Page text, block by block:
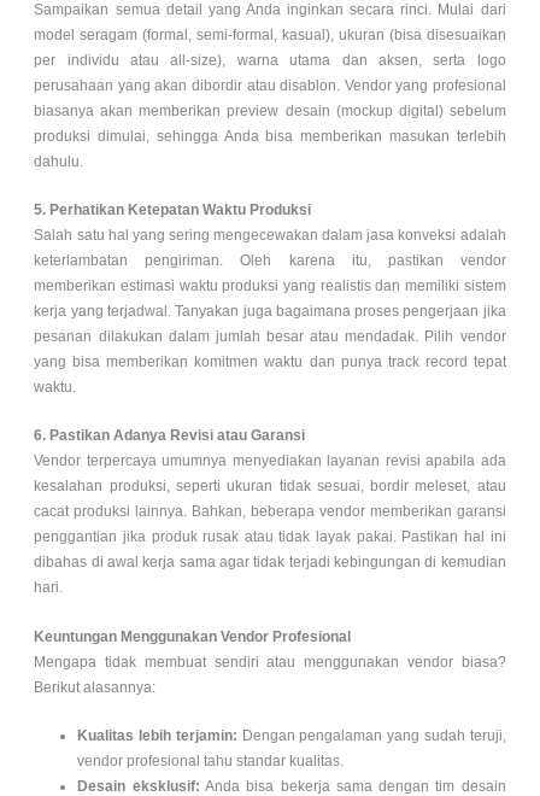
Sampaikan semua detail yang Anda inginkan secara rinci. Mulai dari
model seragam (formal, semi-formal, kasual), ukuran (bisa disesuaikan
per individu atau all-size), warna utama dan aksen, serta logo
perusahaan yang akan dibordir atau disablon. Vendor yang profesional
biasanya akan memberikan preview desain (mockup digital) sebelum
produksi dimulai, sehingga Anda bisa memberikan masukan terlebih
dahulu.
5. Perhatikan Ketepatan Waktu Produksi
Salah satu hal yang sering mengecewakan dalam jasa konveksi adalah
keterlambatan pengiriman. Oleh karena itu, pastikan vendor
memberikan estimasi waktu produksi yang realistis dan memiliki sistem
kerja yang terjadwal. Tanyakan juga bagaimana proses pengerjaan jika
pesanan dilakukan dalam jumlah besar atau mendadak. Pilih vendor
yang bisa memberikan komitmen waktu dan punya track record tepat
waktu.
6. Pastikan Adanya Revisi atau Garansi
Vendor terpercaya umumnya menyediakan layanan revisi apabila ada
kesalahan produksi, seperti ukuran tidak sesuai, bordir meleset, atau
cacat produksi lainnya. Bahkan, beberapa vendor memberikan garansi
penggantian jika produk rusak atau tidak layak pakai. Pastikan hal ini
dibahas di awal kerja sama agar tidak terjadi kebingungan di kemudian
hari.
Keuntungan Menggunakan Vendor Profesional
Mengapa tidak membuat sendiri atau menggunakan vendor biasa?
Berikut alasannya:
Kualitas lebih terjamin: Dengan pengalaman yang sudah teruji,
vendor profesional tahu standar kualitas.
Desain eksklusif: Anda bisa bekerja sama dengan tim desain